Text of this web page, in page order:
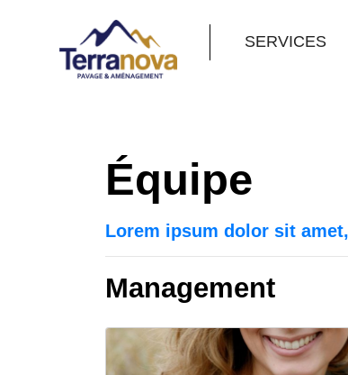
SERVICES
Équipe
Lorem ipsum dolor sit
Management